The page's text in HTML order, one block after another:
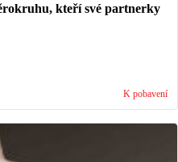
kteří své partnerky
K pobavení